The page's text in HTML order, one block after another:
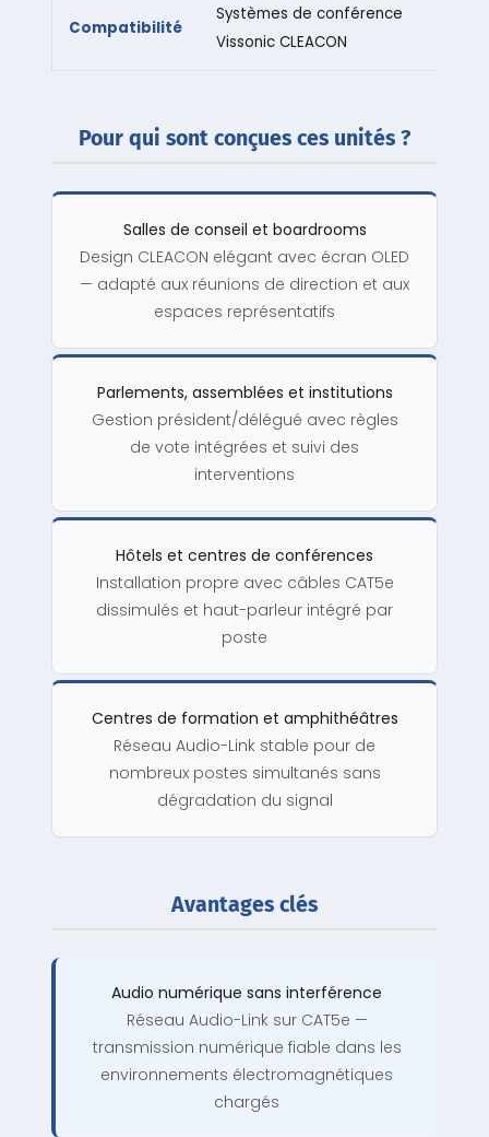
Compatibilité
Systèmes de conférence
Vissonic CLEACON
Pour qui sont conçues ces unités ?
Salles de conseil et boardrooms
Design CLEACON elégant avec écran OLED
— adapté aux réunions de direction et aux
espaces représentatifs
Parlements, assemblées et institutions
Gestion président/délégué avec règles
de vote intégrées et suivi des
interventions
Hôtels et centres de conférences
Installation propre avec câbles CAT5e
dissimulés et haut-parleur intégré par
poste
Centres de formation et amphithéâtres
Réseau Audio-Link stable pour de
nombreux postes simultanés sans
dégradation du signal
Avantages clés
Audio numérique sans interférence
Réseau Audio-Link sur CAT5e —
transmission numérique fiable dans les
environnements électromagnétiques
chargés